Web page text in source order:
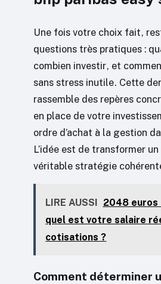
Une fois votre choix fait,
questions très pratiques :
combien investir, et
sans stress inutile. Cette
rassemble des repères
en place de votre
ordre d’achat à la gestion
L’idée est de transformer
véritable stratégie
LIRE AUSSI 2048 euros
quel est votre salaire
cotisations ?
Comment déterminer